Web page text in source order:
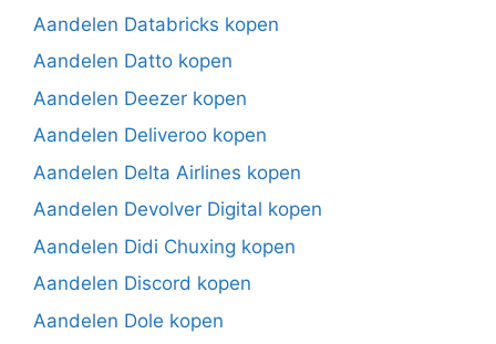
Aandelen Databricks kopen
Aandelen Datto kopen
Aandelen Deezer kopen
Aandelen Deliveroo kopen
Aandelen Delta Airlines kopen
Aandelen Devolver Digital kopen
Aandelen Didi Chuxing kopen
Aandelen Discord kopen
Aandelen Dole kopen